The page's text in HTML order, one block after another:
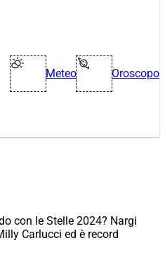
Meteo Oroscopo
con le Stelle 2024? Nargi
Carlucci ed è record